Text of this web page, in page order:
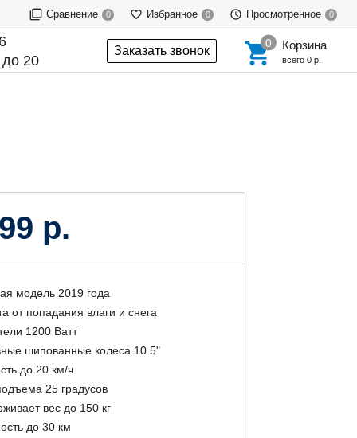
Сравнение 0 Избранное 0 Просмотренное 0
20
Заказать звонок Корзина
всего 0 р.
р.
модель 2019 года
от попадания влаги и снега
1200 Ватт
шипованные колеса 10.5"
до 20 км/ч
25 градусов
вес до 150 кг
до 30 км